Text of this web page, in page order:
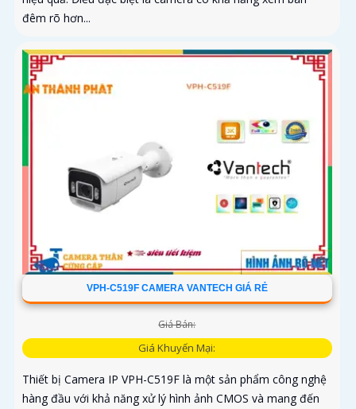
đêm rõ hơn...
VPH-C519F CAMERA VANTECH GIÁ RẺ
Giá Bán:
Giá Khuyến Mại:
Thiết bị Camera IP VPH-C519F là một sản phẩm công nghệ
hàng đầu với khả năng xử lý hình ảnh CMOS và mang đến